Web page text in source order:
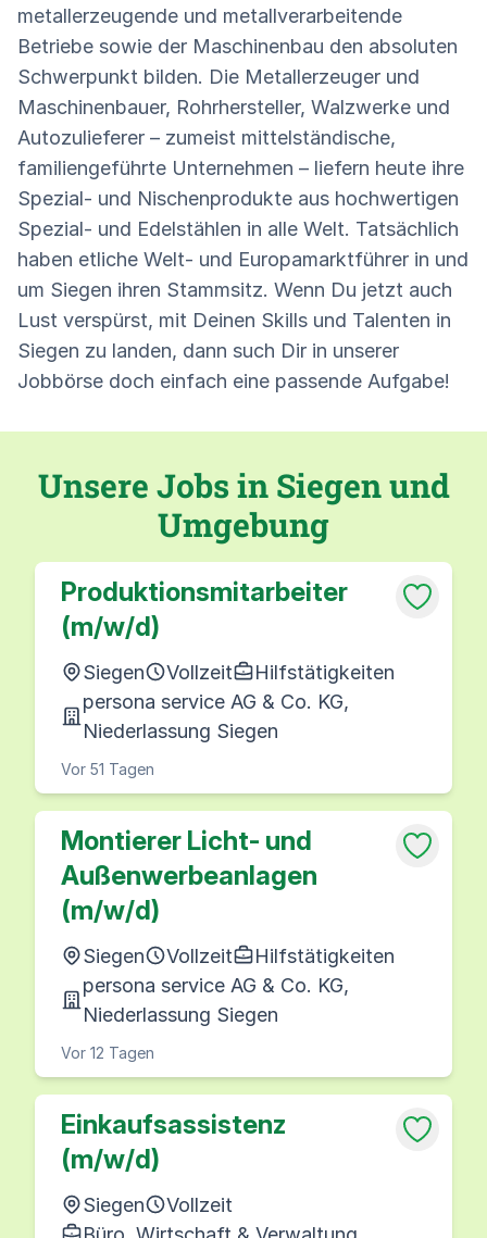
metallerzeugende und metallverarbeitende
Betriebe sowie der Maschinenbau den absoluten
Schwerpunkt bilden. Die Metallerzeuger und
Maschinenbauer, Rohrhersteller, Walzwerke und
Autozulieferer – zumeist mittelständische,
familiengeführte Unternehmen – liefern heute ihre
Spezial- und Nischenprodukte aus hochwertigen
Spezial- und Edelstählen in alle Welt. Tatsächlich
haben etliche Welt- und Europamarktführer in und
um Siegen ihren Stammsitz. Wenn Du jetzt auch
Lust verspürst, mit Deinen Skills und Talenten in
Siegen zu landen, dann such Dir in unserer
Jobbörse doch einfach eine passende Aufgabe!
Unsere Jobs in Siegen und
Umgebung
Produktionsmitarbeiter
(m/w/d)
Siegen Vollzeit
Hilfstätigkeiten
persona service AG & Co. KG,
Niederlassung Siegen
Vor 51 Tagen
Montierer Licht- und
Außenwerbeanlagen
(m/w/d)
Siegen Vollzeit
Hilfstätigkeiten
persona service AG & Co. KG,
Niederlassung Siegen
Vor 12 Tagen
Einkaufsassistenz
(m/w/d)
Siegen
Vollzeit